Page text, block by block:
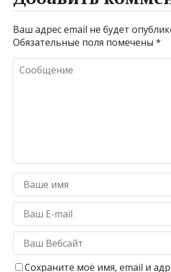
Ваш адрес email не будет
Обязательные поля помечены*
Сохраните моё имя, email и